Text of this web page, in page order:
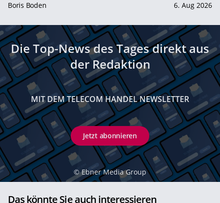
Boris Boden 6. Aug 2026
Die Top-News des Tages direkt aus
der Redaktion
MIT DEM TELECOM HANDEL NEWSLETTER
Jetzt abonnieren
© Ebner Media Group
Das könnte Sie auch interessieren